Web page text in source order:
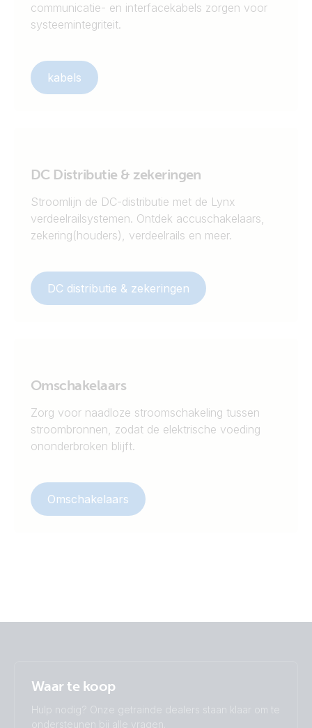
communicatie- en interfacekabels zorgen voor
systeemintegriteit.
kabels
DC Distributie & zekeringen
Stroomlijn de DC-distributie met de Lynx
verdeelrailsystemen. Ontdek accuschakelaars,
zekering(houders), verdeelrails en meer.
DC distributie & zekeringen
Omschakelaars
Zorg voor naadloze stroomschakeling tussen
stroombronnen, zodat de elektrische voeding
ononderbroken blijft.
Omschakelaars
Waar te koop
Hulp nodig? Onze getrainde dealers staan klaar om te
ondersteunen bij alle vragen.